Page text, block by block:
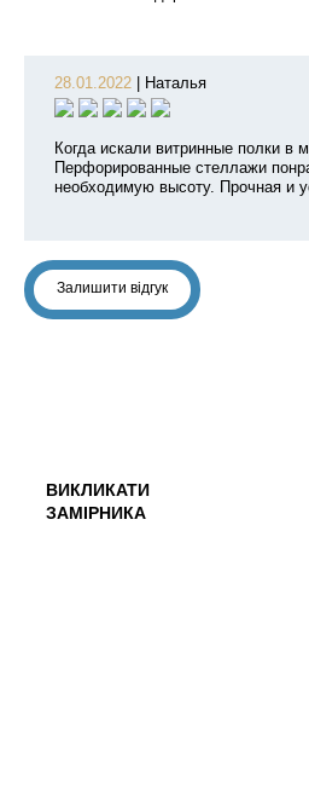
28.01.2022 Наталья
Когда искали витринные полки
Перфорированные стеллажи
необходимую высоту. Прочная и
Залишити відгук
ВИКЛИКАТИ
ЗАМІРНИКА